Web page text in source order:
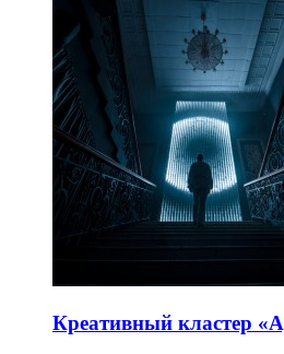
Креативный кластер